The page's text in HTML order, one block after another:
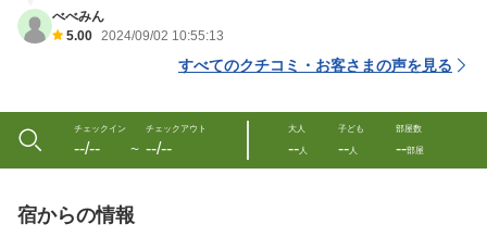
べべみん
5.00 2024/09/02 10:55:13
すべてのクチコミ・お客さまの声を見る
チェックイン
--/-- 〜
チェックアウト
--/--
大人
--人
子ども
--人
部屋数
--部屋
宿からの情報